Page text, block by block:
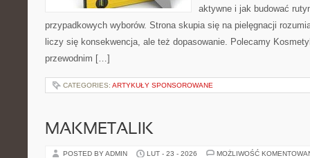
aktywne i jak budować
przypadkowych wyborów. Strona skupia się na pielęgnacji
liczy się konsekwencja, ale też dopasowanie. Polecamy
przewodnim […]
CATEGORIES: ARTYKUŁY SPONSOROWANE
MAKMETALIK
POSTED BY ADMIN LUT - 23 - 2026 MOŻLIWOŚĆ